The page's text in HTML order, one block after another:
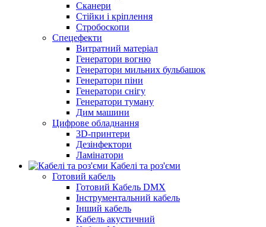
Сканери
Стійки і кріплення
Стробоскопи
Спецефекти
Витратний матеріал
Генератори вогню
Генератори мильних бульбашок
Генератори піни
Генератори снігу
Генератори туману
Дим машини
Цифрове обладнання
3D-принтери
Дезінфектори
Ламінатори
Кабелі та роз'єми
Готовий кабель
Готовий Кабель DMX
Інструментальний кабель
Інший кабель
Кабель акустичний